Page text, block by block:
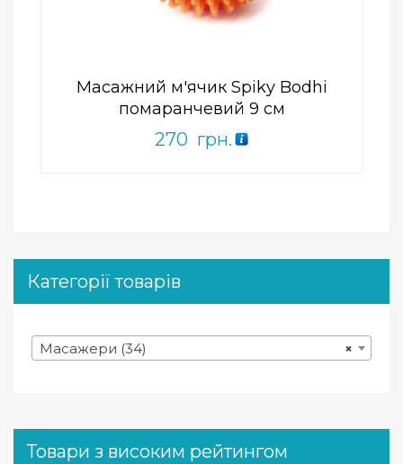
Масажний м'ячик Spiky Bodhi
помаранчевий 9 см
270 грн.
Категорії товарів
×
Масажери (34)
Товари з високим рейтингом